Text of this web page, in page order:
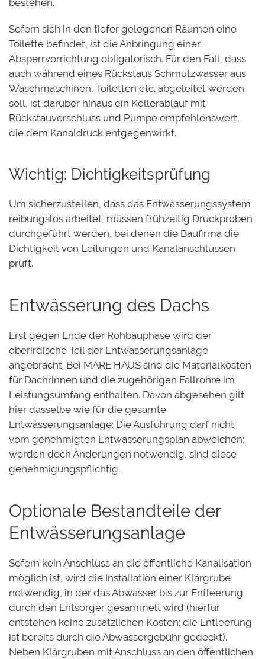
bestehen.
Sofern sich in den tiefer gelegenen Räumen eine
Toilette befindet, ist die Anbringung einer
Absperrvorrichtung obligatorisch. Für den Fall, dass
auch während eines Rückstaus Schmutzwasser aus
Waschmaschinen, Toiletten etc. abgeleitet werden
soll, ist darüber hinaus ein Kellerablauf mit
Rückstauverschluss und Pumpe empfehlenswert,
die dem Kanaldruck entgegenwirkt.
Wichtig: Dichtigkeitsprüfung
Um sicherzustellen, dass das Entwässerungssystem
reibungslos arbeitet, müssen frühzeitig Druckproben
durchgeführt werden, bei denen die Baufirma die
Dichtigkeit von Leitungen und Kanalanschlüssen
prüft.
Entwässerung des Dachs
Erst gegen Ende der Rohbauphase wird der
oberirdische Teil der Entwässerungsanlage
angebracht. Bei MARE HAUS sind die Materialkosten
für Dachrinnen und die zugehörigen Fallrohre im
Leistungsumfang enthalten. Davon abgesehen gilt
hier dasselbe wie für die gesamte
Entwässerungsanlage: Die Ausführung darf nicht
vom genehmigten Entwässerungsplan abweichen;
werden doch Änderungen notwendig, sind diese
genehmigungspflichtig.
Optionale Bestandteile der
Entwässerungsanlage
Sofern kein Anschluss an die öffentliche Kanalisation
möglich ist, wird die Installation einer Klärgrube
notwendig, in der das Abwasser bis zur Entleerung
durch den Entsorger gesammelt wird (hierfür
entstehen keine zusätzlichen Kosten; die Entleerung
ist bereits durch die Abwassergebühr gedeckt).
Neben Klärgruben mit Anschluss an den öffentlichen